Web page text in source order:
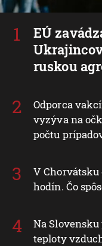
EÚ
ruskou
Odporca
vyzýva na
počtu
V
hodín. Čo
Na
teploty